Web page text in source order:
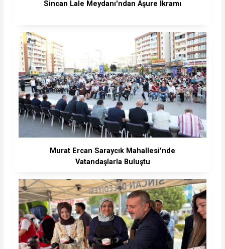
Sincan Lale Meydanı'ndan Aşure İkramı
Murat Ercan Saraycık Mahallesi'nde
Vatandaşlarla Buluştu